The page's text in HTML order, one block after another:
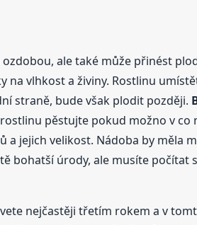
ale také může přinést
na vlhkost a živiny. Rostlinu
straně, bude však plodit později.
pěstujte pokud možno v
jejich velikost. Nádoba by měla
bohatší úrody, ale musíte počítat
nejčastěji třetím rokem a v